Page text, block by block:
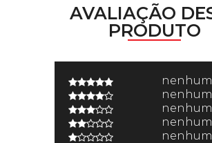
AVALIAÇÃO
PRODUTO